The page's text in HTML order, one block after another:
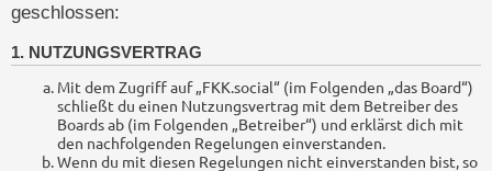
geschlossen:
1. NUTZUNGSVERTRAG
Mit dem Zugriff auf „FKK.social“ (im Folgenden „das Board“)
schließt du einen Nutzungsvertrag mit dem Betreiber des
Boards ab (im Folgenden „Betreiber“) und erklärst dich mit
den nachfolgenden Regelungen einverstanden.
Wenn du mit diesen Regelungen nicht einverstanden bist, so